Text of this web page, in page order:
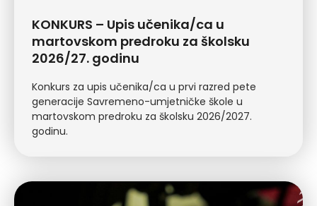
KONKURS – Upis učenika/ca u
martovskom predroku za školsku
2026/27. godinu
Konkurs za upis učenika/ca u prvi razred pete
generacije Savremeno-umjetničke škole u
martovskom predroku za školsku 2026/2027.
godinu.